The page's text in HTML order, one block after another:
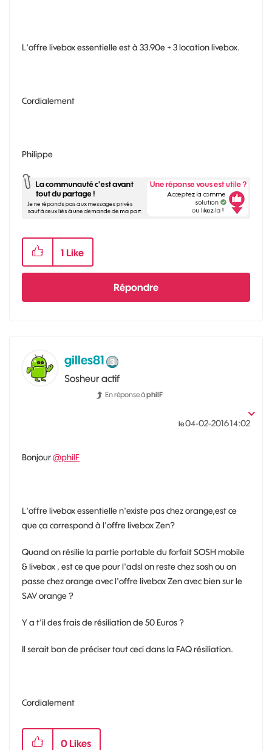
L'offre livebox essentielle est à 33.90e + 3 location livebox.
Cordialement
Philippe
1 Like
Répondre
gilles81
Sosheur actif
En réponse àphilF
le‎04-02-201614:02
Bonjour@philF
L'offre livebox essentielle n'existe pas chez orange,est ce
que ça correspond à l'offre livebox Zen?
Quand on résilie la partie portable du forfait SOSH mobile
& livebox , est ce que pour l'adsl on reste chez sosh ou on
passe chez orange avec l'offre livebox Zen avec bien sur le
SAV orange ?
Y a t'il des frais de résiliation de 50 Euros ?
Il serait bon de préciser tout ceci dans la FAQ résiliation.
Cordialement
0 Likes